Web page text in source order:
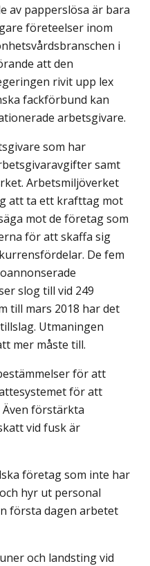
av papperslösa är bara
företeelser inom
i
att den
rivit upp lex
fackförbund kan
arbetsgivare.
som har
samt
Arbetsmiljöverket
att ta ett krafttag mot
mot de företag som
för att skaffa sig
De fem
slog till vid 249
till mars 2018 har det
Utmaningen
mer måste till.
för att
för att
förstärkta
vid fusk är
företag som inte har
hyr ut personal
första dagen arbetet
och landsting vid